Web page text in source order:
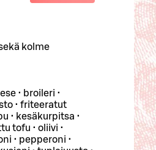
kolme
• broileri •
• friteeratut
• kesäkurpitsa •
tofu • oliivi •
• pepperoni •